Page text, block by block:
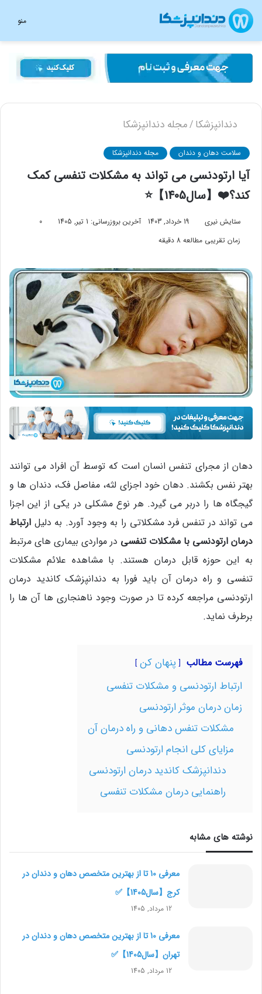
منو
دندانپزشکا /مجله دندانپزشکا
سلامت دهان و دندان مجله دندانپزشکا
آیا ارتودنسی می تواند به مشکلات تنفسی کمک
کند؟❤️【سال1405】⭐
ستایش نیری 19 خرداد, 1403 آخرین بروزرسانی: 1 تیر, 1405
0
زمان تقریبی مطالعه 8 دقیقه
دهان از مجرای تنفس انسان است که توسط آن افراد می توانند
بهتر نفس بکشند. دهان خود اجزای لثه، مفاصل فک، دندان ها و
گیجگاه ها را دربر می گیرد. هر نوع مشکلی در یکی از این اجزا
می تواند در تنفس فرد مشکلاتی را به وجود آورد. به دلیل ارتباط
درمان ارتودنسی با مشکلات تنفسی در مواردی بیماری های مرتبط
به این حوزه قابل درمان هستند. با مشاهده علائم مشکلات
تنفسی و راه درمان آن باید فورا به دندانپزشک کاندید درمان
ارتودنسی مراجعه کرده تا در صورت وجود ناهنجاری ها آن ها را
برطرف نماید.
فهرست مطالب
پنهان کن
ارتباط ارتودنسی و مشکلات تنفسی
زمان درمان موثر ارتودنسی
مشکلات تنفس دهانی و راه درمان آن
مزایای کلی انجام ارتودنسی
دندانپزشک کاندید درمان ارتودنسی
راهنمایی درمان مشکلات تنفسی
نوشته های مشابه
معرفی 10 تا از بهترین متخصص دهان و دندان در
کرج【سال1405】✅
12 مرداد, 1405
معرفی 10 تا از بهترین متخصص دهان و دندان در
تهران【سال1405】✅
12 مرداد, 1405